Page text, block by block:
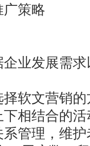
策略
业发展需
软文营销
相结合的
管理，维